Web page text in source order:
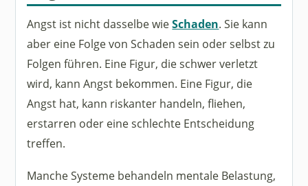
Angst ist nicht dasselbe wieSchaden. Sie kann
aber eine Folge von Schaden sein oder selbst zu
Folgen führen. Eine Figur, die schwer verletzt
wird, kann Angst bekommen. Eine Figur, die
Angst hat, kann riskanter handeln, fliehen,
erstarren oder eine schlechte Entscheidung
treffen.
Manche Systeme behandeln mentale Belastung,